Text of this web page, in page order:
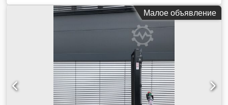
Малое объявление